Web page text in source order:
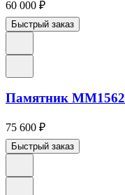
60 000 ₽
Быстрый заказ
Памятник ММ1562
75 600 ₽
Быстрый заказ